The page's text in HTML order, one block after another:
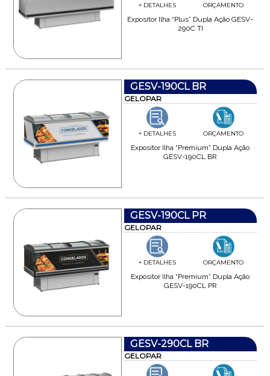
+ DETALHES ORÇAMENTO
Expositor Ilha “Plus” Dupla Ação GESV-
290C TI
GESV-190CL BR
GELOPAR
+ DETALHES ORÇAMENTO
Expositor Ilha “Premium” Dupla Ação
GESV-190CL BR
GESV-190CL PR
GELOPAR
+ DETALHES ORÇAMENTO
Expositor Ilha “Premium” Dupla Ação
GESV-190CL PR
GESV-290CL BR
GELOPAR